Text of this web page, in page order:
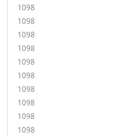
1098
1098
1098
1098
1098
1098
1098
1098
1098
1098